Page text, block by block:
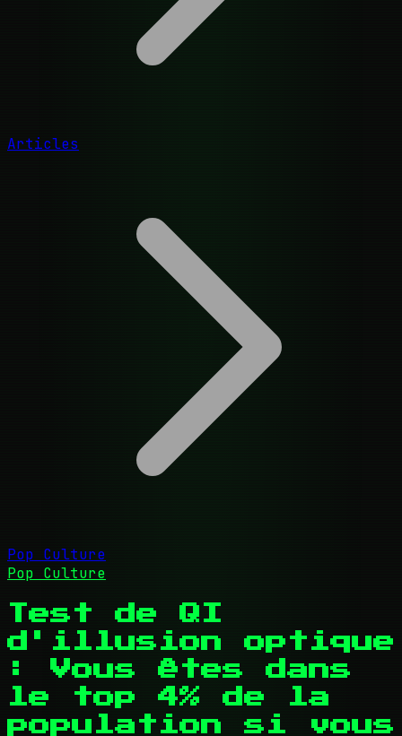
Articles
Pop Culture
Pop Culture
Test de QI
d'illusion optique
: Vous êtes dans
le top 4% de la
population si vous